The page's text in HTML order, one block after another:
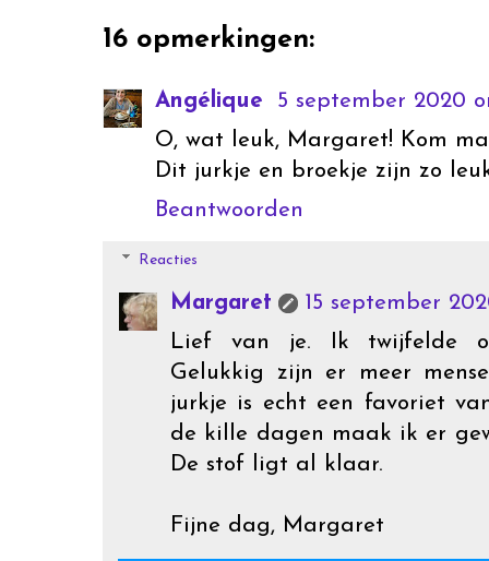
16 opmerkingen:
Angélique
5 september 2020
O, wat leuk, Margaret! Kom
Dit jurkje en broekje zijn zo
Beantwoorden
Reacties
Margaret
15 september
Lief van je. Ik twijfelde
Gelukkig zijn er meer
jurkje is echt een favoriet
de kille dagen maak ik er
De stof ligt al klaar.
Fijne dag, Margaret